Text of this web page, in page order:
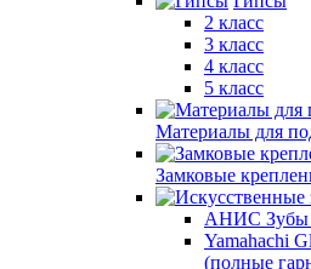
2 класс
3 класс
4 класс
5 класс
Материалы для
Замковые
АНИС Зубы
Yamahachi
(полные